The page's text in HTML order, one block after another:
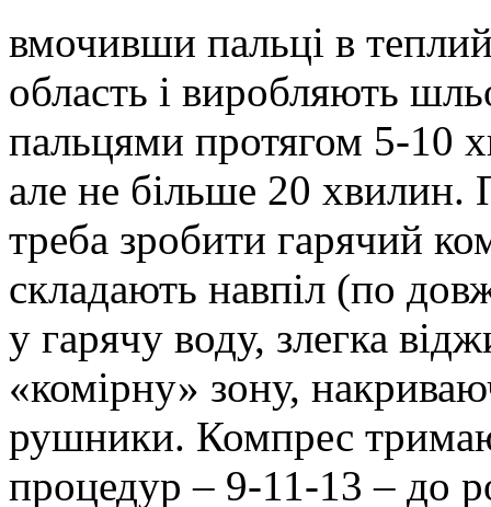
вмочивши пальці в
область і виробляють
пальцями протягом 5-10
але не більше 20 хвилин.
треба зробити гарячий
складають навпіл (по
у гарячу воду, злегка
«комірну» зону,
рушники. Компрес
процедур – 9-11-13 – до